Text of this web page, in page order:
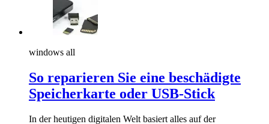
windows all
So reparieren Sie eine beschädigte
Speicherkarte oder USB-Stick
In der heutigen digitalen Welt basiert alles auf der